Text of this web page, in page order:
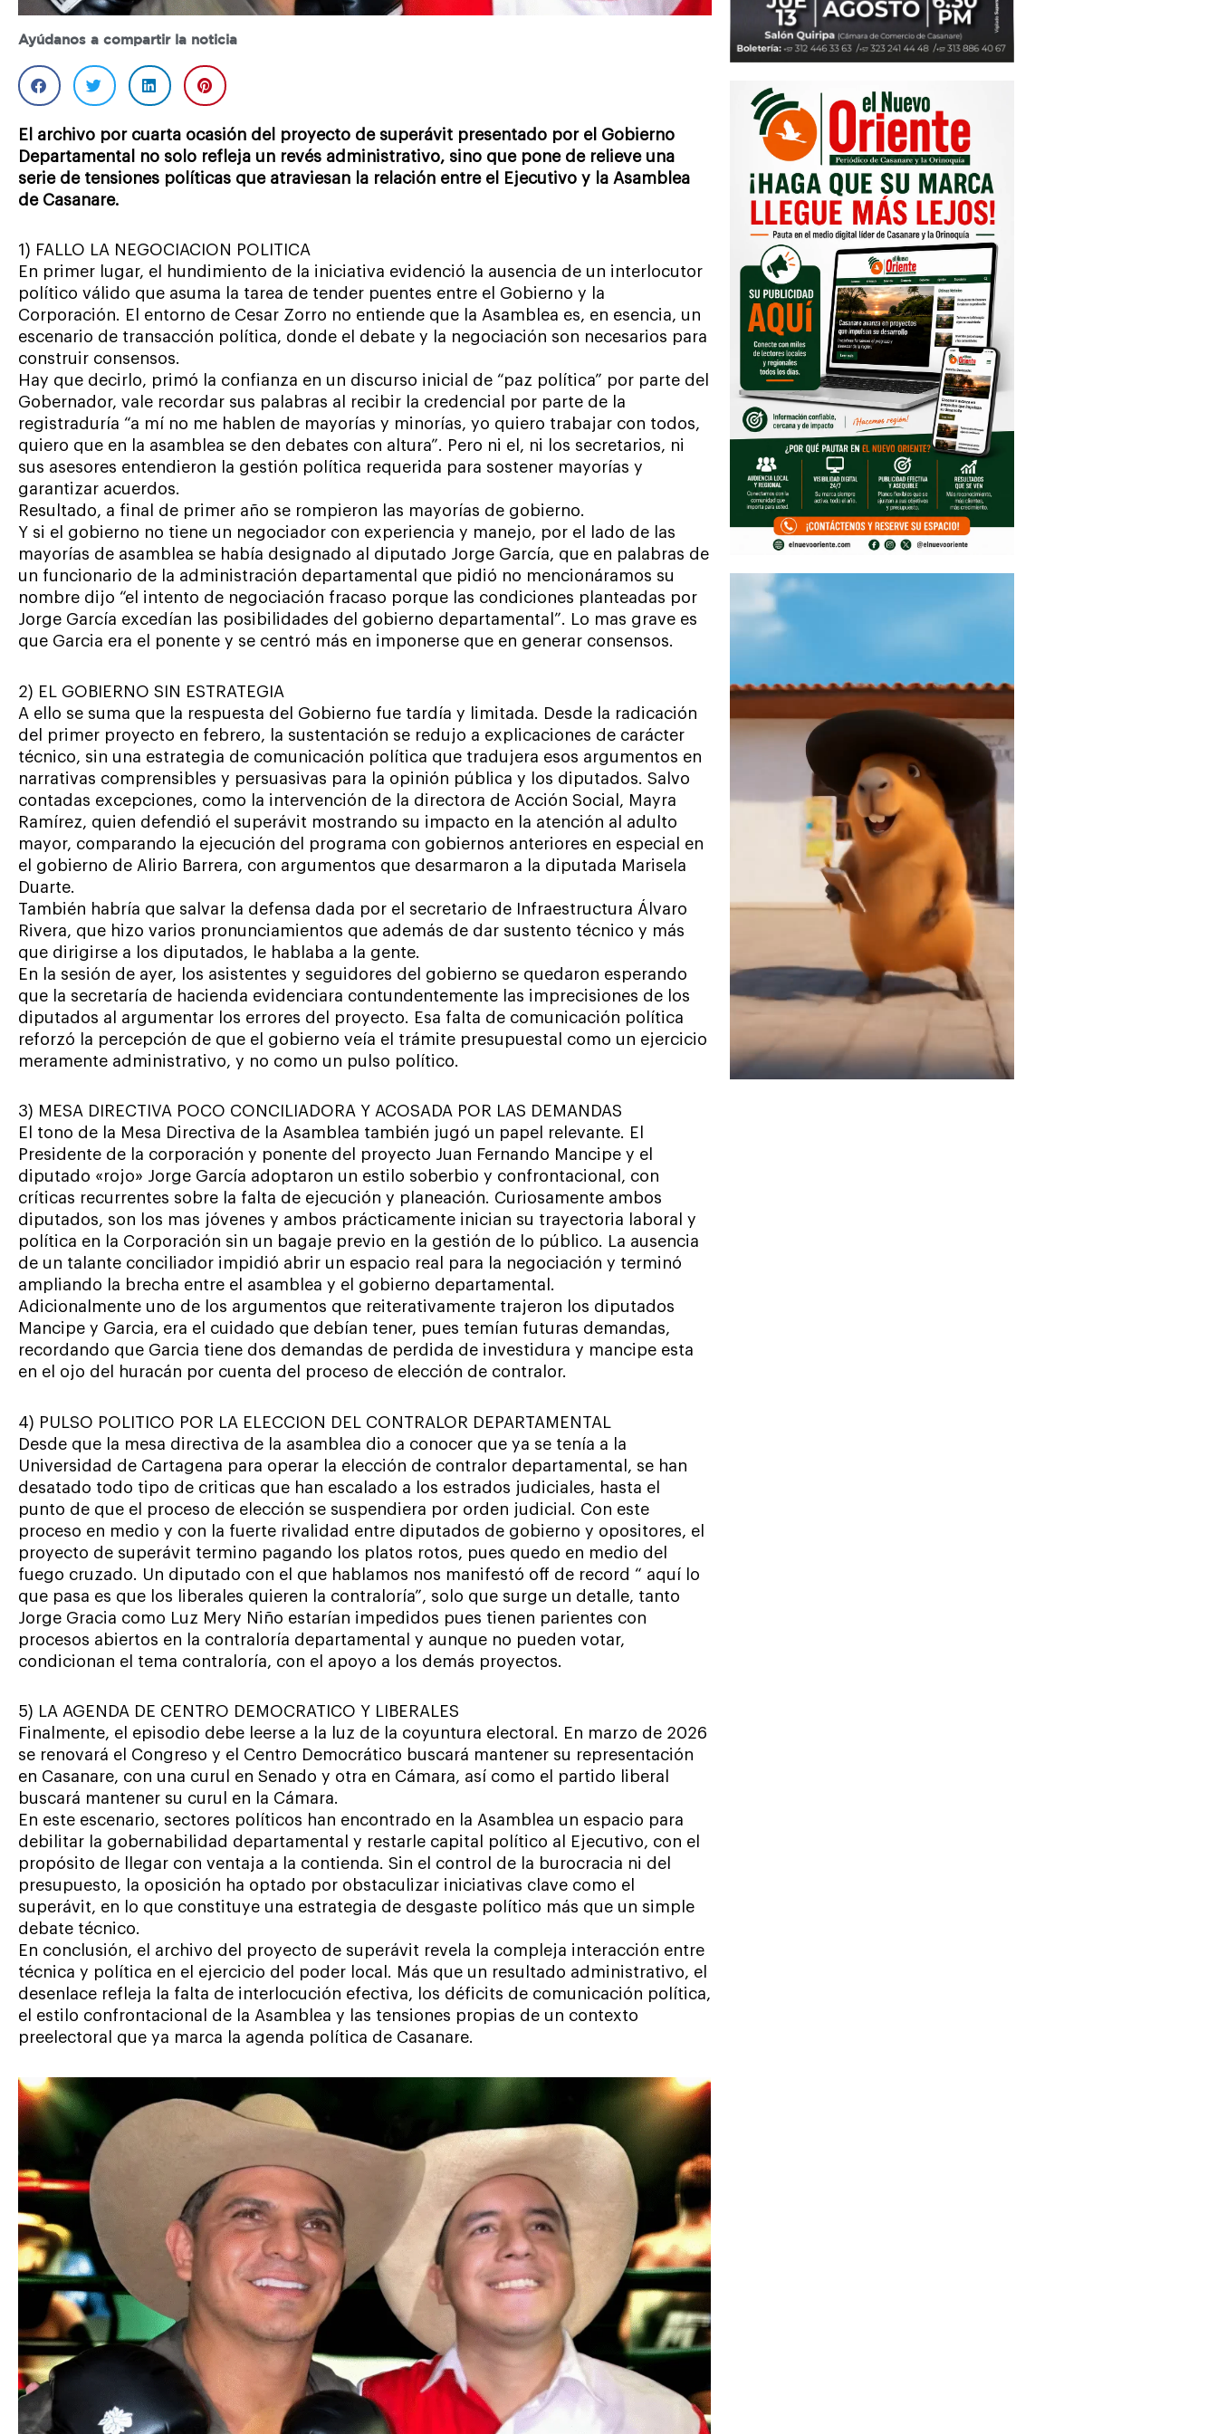
Ayúdanos a compartir la noticia
El archivo por cuarta ocasión del proyecto de superávit presentado por el Gobierno
Departamental no solo refleja un revés administrativo, sino que pone de relieve una
serie de tensiones políticas que atraviesan la relación entre el Ejecutivo y la Asamblea
de Casanare.
1) FALLO LA NEGOCIACION POLITICA
En primer lugar, el hundimiento de la iniciativa evidenció la ausencia de un interlocutor
político válido que asuma la tarea de tender puentes entre el Gobierno y la
Corporación. El entorno de Cesar Zorro no entiende que la Asamblea es, en esencia, un
escenario de transacción política, donde el debate y la negociación son necesarios para
construir consensos.
Hay que decirlo, primó la confianza en un discurso inicial de “paz política” por parte del
Gobernador, vale recordar sus palabras al recibir la credencial por parte de la
registraduría “a mí no me hablen de mayorías y minorías, yo quiero trabajar con todos,
quiero que en la asamblea se den debates con altura”. Pero ni el, ni los secretarios, ni
sus asesores entendieron la gestión política requerida para sostener mayorías y
garantizar acuerdos.
Resultado, a final de primer año se rompieron las mayorías de gobierno.
Y si el gobierno no tiene un negociador con experiencia y manejo, por el lado de las
mayorías de asamblea se había designado al diputado Jorge García, que en palabras de
un funcionario de la administración departamental que pidió no mencionáramos su
nombre dijo “el intento de negociación fracaso porque las condiciones planteadas por
Jorge García excedían las posibilidades del gobierno departamental”. Lo mas grave es
que Garcia era el ponente y se centró más en imponerse que en generar consensos.
2) EL GOBIERNO SIN ESTRATEGIA
A ello se suma que la respuesta del Gobierno fue tardía y limitada. Desde la radicación
del primer proyecto en febrero, la sustentación se redujo a explicaciones de carácter
técnico, sin una estrategia de comunicación política que tradujera esos argumentos en
narrativas comprensibles y persuasivas para la opinión pública y los diputados. Salvo
contadas excepciones, como la intervención de la directora de Acción Social, Mayra
Ramírez, quien defendió el superávit mostrando su impacto en la atención al adulto
mayor, comparando la ejecución del programa con gobiernos anteriores en especial en
el gobierno de Alirio Barrera, con argumentos que desarmaron a la diputada Marisela
Duarte.
También habría que salvar la defensa dada por el secretario de Infraestructura Álvaro
Rivera, que hizo varios pronunciamientos que además de dar sustento técnico y más
que dirigirse a los diputados, le hablaba a la gente.
En la sesión de ayer, los asistentes y seguidores del gobierno se quedaron esperando
que la secretaría de hacienda evidenciara contundentemente las imprecisiones de los
diputados al argumentar los errores del proyecto. Esa falta de comunicación política
reforzó la percepción de que el gobierno veía el trámite presupuestal como un ejercicio
meramente administrativo, y no como un pulso político.
3) MESA DIRECTIVA POCO CONCILIADORA Y ACOSADA POR LAS DEMANDAS
El tono de la Mesa Directiva de la Asamblea también jugó un papel relevante. El
Presidente de la corporación y ponente del proyecto Juan Fernando Mancipe y el
diputado «rojo» Jorge García adoptaron un estilo soberbio y confrontacional, con
críticas recurrentes sobre la falta de ejecución y planeación. Curiosamente ambos
diputados, son los mas jóvenes y ambos prácticamente inician su trayectoria laboral y
política en la Corporación sin un bagaje previo en la gestión de lo público. La ausencia
de un talante conciliador impidió abrir un espacio real para la negociación y terminó
ampliando la brecha entre el asamblea y el gobierno departamental.
Adicionalmente uno de los argumentos que reiterativamente trajeron los diputados
Mancipe y Garcia, era el cuidado que debían tener, pues temían futuras demandas,
recordando que Garcia tiene dos demandas de perdida de investidura y mancipe esta
en el ojo del huracán por cuenta del proceso de elección de contralor.
4) PULSO POLITICO POR LA ELECCION DEL CONTRALOR DEPARTAMENTAL
Desde que la mesa directiva de la asamblea dio a conocer que ya se tenía a la
Universidad de Cartagena para operar la elección de contralor departamental, se han
desatado todo tipo de criticas que han escalado a los estrados judiciales, hasta el
punto de que el proceso de elección se suspendiera por orden judicial. Con este
proceso en medio y con la fuerte rivalidad entre diputados de gobierno y opositores, el
proyecto de superávit termino pagando los platos rotos, pues quedo en medio del
fuego cruzado. Un diputado con el que hablamos nos manifestó off de record “ aquí lo
que pasa es que los liberales quieren la contraloría”, solo que surge un detalle, tanto
Jorge Gracia como Luz Mery Niño estarían impedidos pues tienen parientes con
procesos abiertos en la contraloría departamental y aunque no pueden votar,
condicionan el tema contraloría, con el apoyo a los demás proyectos.
5) LA AGENDA DE CENTRO DEMOCRATICO Y LIBERALES
Finalmente, el episodio debe leerse a la luz de la coyuntura electoral. En marzo de 2026
se renovará el Congreso y el Centro Democrático buscará mantener su representación
en Casanare, con una curul en Senado y otra en Cámara, así como el partido liberal
buscará mantener su curul en la Cámara.
En este escenario, sectores políticos han encontrado en la Asamblea un espacio para
debilitar la gobernabilidad departamental y restarle capital político al Ejecutivo, con el
propósito de llegar con ventaja a la contienda. Sin el control de la burocracia ni del
presupuesto, la oposición ha optado por obstaculizar iniciativas clave como el
superávit, en lo que constituye una estrategia de desgaste político más que un simple
debate técnico.
En conclusión, el archivo del proyecto de superávit revela la compleja interacción entre
técnica y política en el ejercicio del poder local. Más que un resultado administrativo, el
desenlace refleja la falta de interlocución efectiva, los déficits de comunicación política,
el estilo confrontacional de la Asamblea y las tensiones propias de un contexto
preelectoral que ya marca la agenda política de Casanare.